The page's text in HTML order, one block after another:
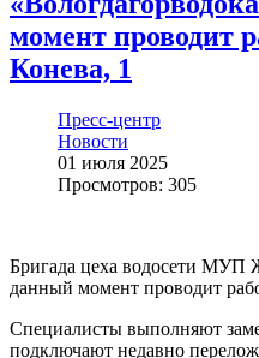
момент проводит
Конева, 1
Пресс-центр
Новости
01 июля 2025
Просмотров: 305
Бригада цеха водосети МУП
данный момент проводит
Специалисты выполняют
подключают недавно